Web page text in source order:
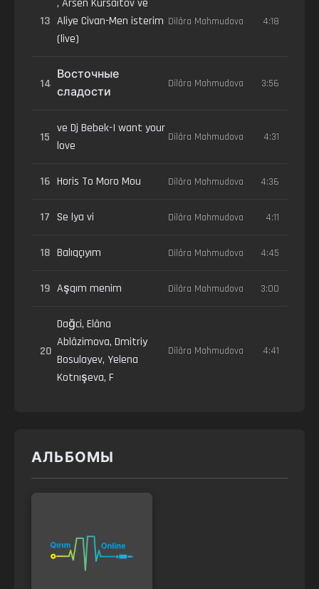
13
, Arsen Kursaitov ve
Aliye Civan-Men isterim
(live)
Dilâra Mahmudova 4:18
14
Восточные
сладости
Dilâra Mahmudova 3:56
15
ve Dj Bebek-I want your
love
Dilâra Mahmudova 4:31
16 Horis To Moro Mou Dilâra Mahmudova 4:36
17 Se lya vi Dilâra Mahmudova 4:11
18 Balıqçıyım Dilâra Mahmudova 4:45
19 Aşqım menim Dilâra Mahmudova 3:00
20
Dağci, Elâna
Ablâzimova, Dmitriy
Bosulayev, Yelena
Kotnışeva, F
Dilâra Mahmudova 4:41
АЛЬБОМЫ